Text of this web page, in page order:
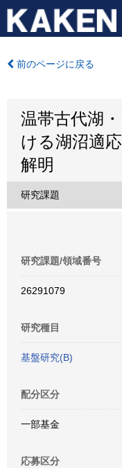
前のページに戻る
温帯古代湖
ける湖沼適
解明
研究課題
研究課題/領域番号
26291079
研究種目
基盤研究(B)
配分区分
一部基金
応募区分